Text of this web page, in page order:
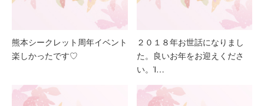
熊本シークレット周年イベント
楽しかったです♡
２０１８年お世話になりまし
た。良いお年をお迎えくださ
い。Ἰ…